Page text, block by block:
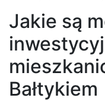
Jakie są
Bałtykiem